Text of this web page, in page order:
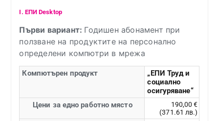
I. EПИ Desktop
Първи вариант: Годишен абонамент при
ползване на продуктите на персонално
определени компютри в мрежа
Компютърен продукт
„ЕПИ Труд и
социално
осигуряване“
Цени за едно работно място
190,00 €
(371.61 лв.)